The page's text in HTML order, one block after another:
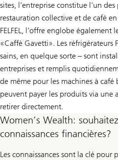
sites, l’entreprise constitue l’un
restauration collective et de café
FELFEL, l’offre englobe également
«Caffè Gavetti». Les réfrigérateurs
sains, en quelque sorte – sont
entreprises et remplis
de même pour les machines à café
peuvent payer les produits via une
retirer directement.
Women’s Wealth:
connaissances financières?
Les connaissances sont la clé pour